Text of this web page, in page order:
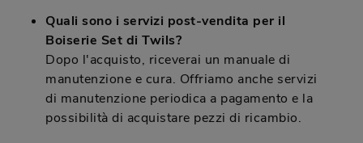
Quali sono i servizi post-vendita per il
Boiserie Set di Twils?
Dopo l'acquisto, riceverai un manuale di
manutenzione e cura. Offriamo anche servizi
di manutenzione periodica a pagamento e la
possibilità di acquistare pezzi di ricambio.